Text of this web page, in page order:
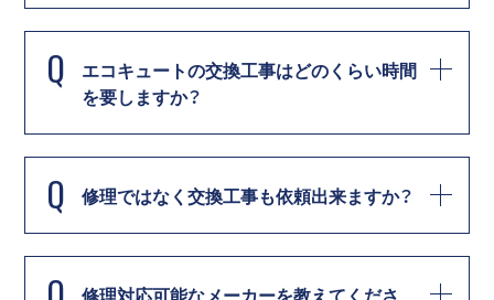
Q
エコキュートの交換工事はどのくらい時間
を要しますか？
Q 修理ではなく交換工事も依頼出来ますか？
修理対応可能なメーカーを教えてくださ